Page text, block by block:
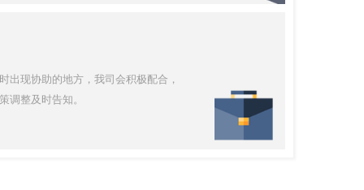
出现协助的地方，我司会积极配合，
调整及时告知。